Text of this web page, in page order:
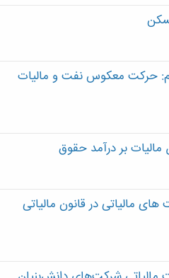
حرکت معکوس نفت و مالیات
بر درآمد حقوق
مالیاتی در قانون مالیاتی